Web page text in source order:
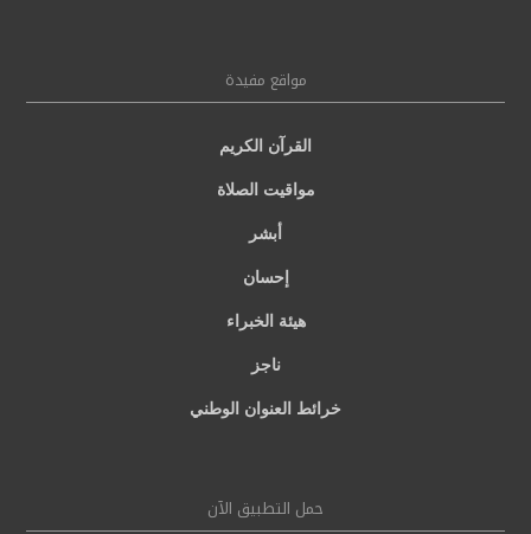
مواقع مفيدة
القرآن الكريم
مواقيت الصلاة
أبشر
إحسان
هيئة الخبراء
ناجز
خرائط العنوان الوطني
حمل التطبيق الآن